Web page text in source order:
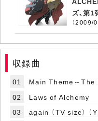
ズ、第1
（2009/
収録曲
01
Main Theme～
02
Laws of Alchemy
03
again （TV size） （